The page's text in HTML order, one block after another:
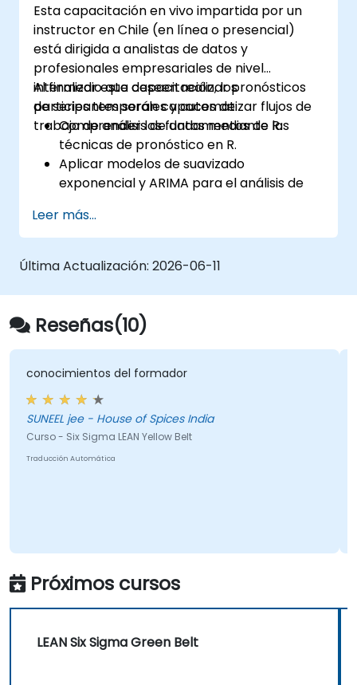
Ponte en Contacto
Esta capacitación en vivo impartida por un
instructor en Chile (en línea o presencial)
está dirigida a analistas de datos y
profesionales empresariales de nivel
intermedio que deseen realizar pronósticos
de series temporales y automatizar flujos de
trabajo de análisis de datos mediante R.
Al finalizar esta capacitación, los
participantes serán capaces de:
Comprender los fundamentos de las
técnicas de pronóstico en R.
Aplicar modelos de suavizado
exponencial y ARIMA para el análisis de
Utilizar el paquete ‘forecast’ para
generar modelos de predicción precisos.
Automatizar flujos de trabajo de
empresariales y de investigación.
Leer más...
Última Actualización: 2026-06-11
Reseñas(10)
del formador
jee - House of Spices India
Sigma LEAN Yellow Belt
Automática
Próximos cursos
LEAN Six Sigma Green Belt